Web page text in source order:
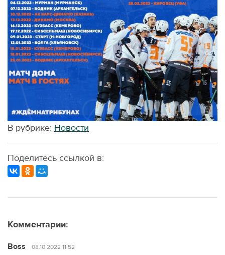
В рубрике: Новости
Поделитесь ссылкой в:
Комментарии:
Boss 08.10.2022 11:52